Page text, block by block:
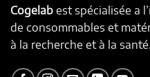
Cogelab est spécialisée a
de consommables et
à la recherche et à la santé.